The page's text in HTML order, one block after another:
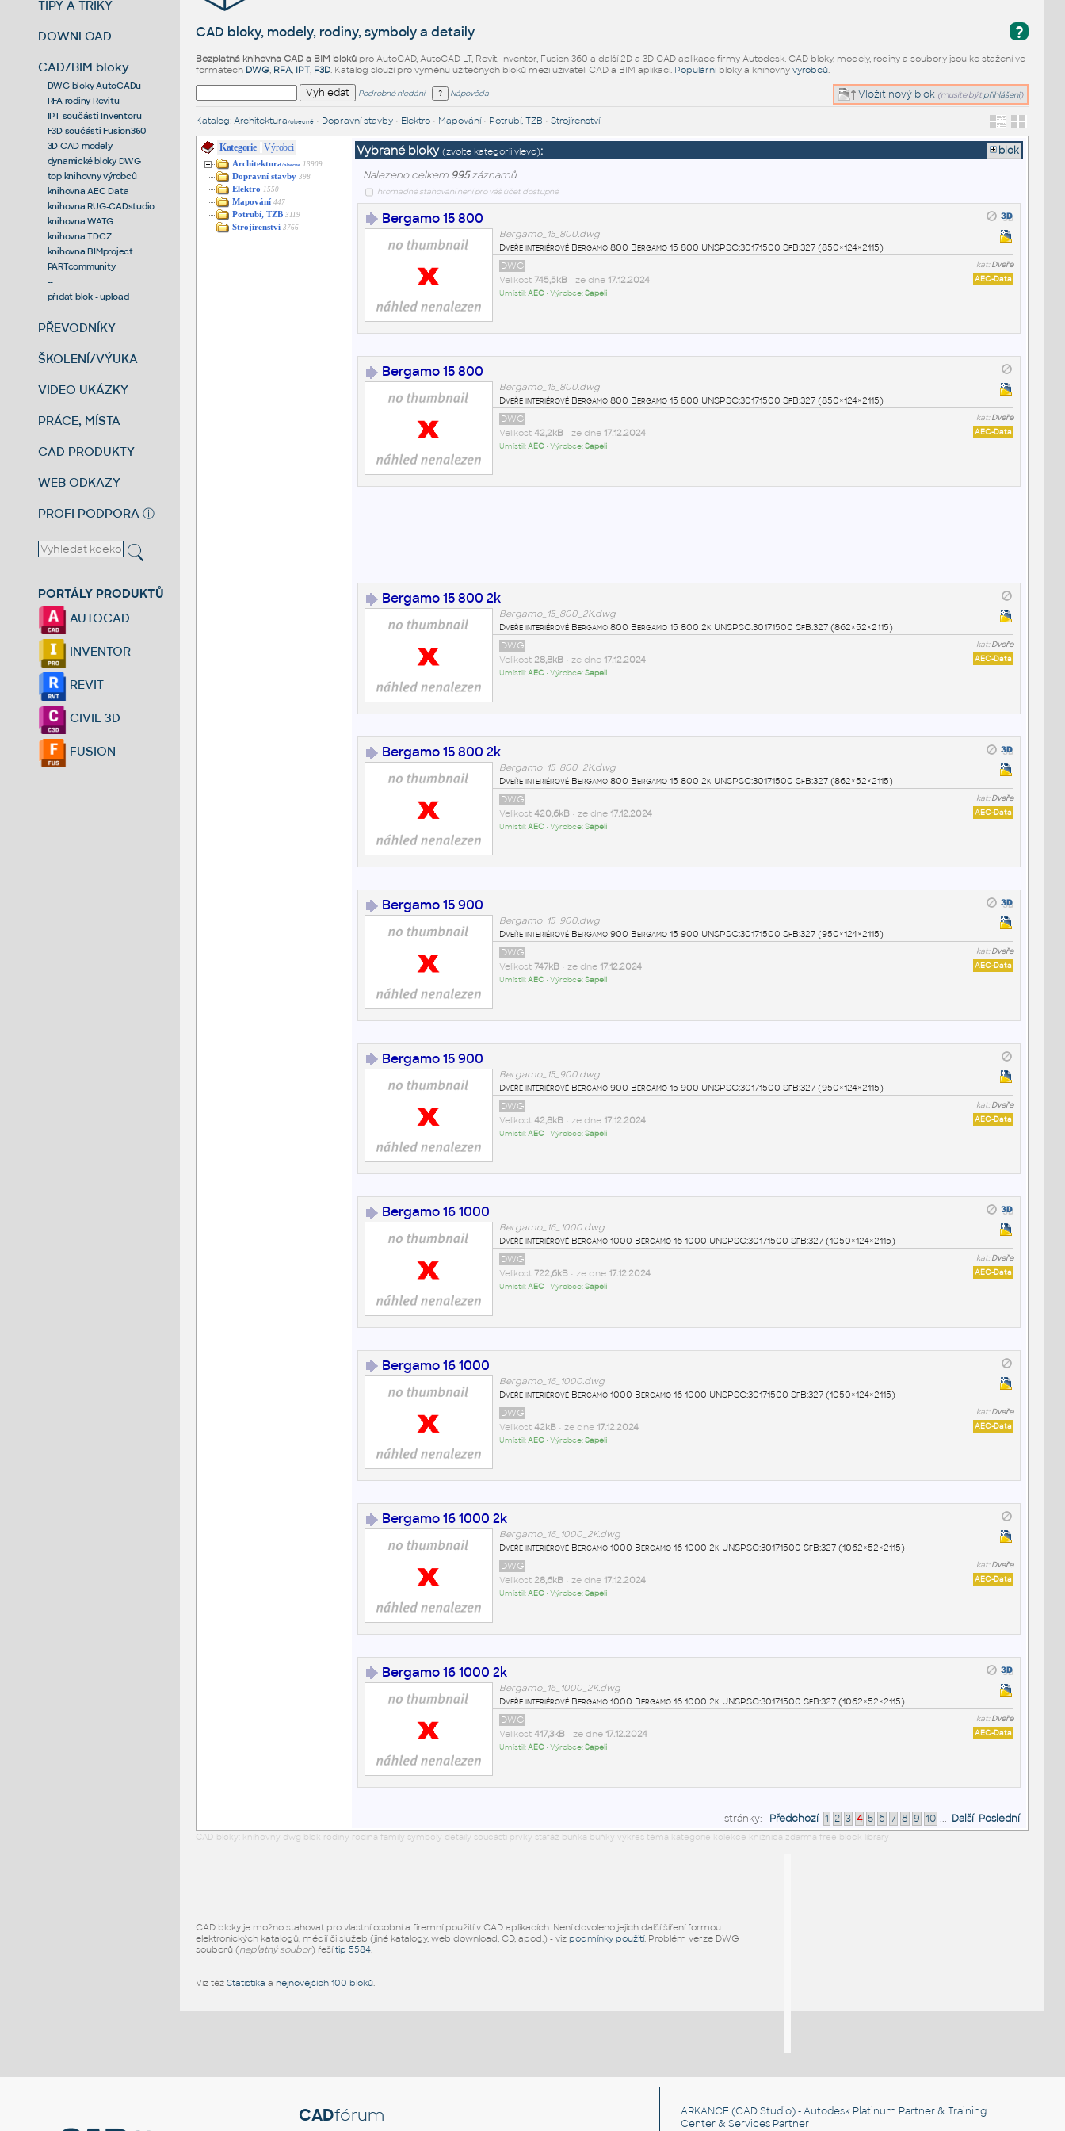
TIPY A TRIKY
DOWNLOAD
CAD/BIM bloky
DWG bloky AutoCADu
RFA rodiny Revitu
IPT součásti Inventoru
F3D součásti Fusion360
3D CAD modely
dynamické bloky DWG
top knihovny výrobců
knihovna AEC Data
knihovna RUG-CADstudio
knihovna WATG
knihovna TDCZ
knihovna BIMproject
PARTcommunity
--
přidat blok - upload
PŘEVODNÍKY
ŠKOLENÍ/VÝUKA
VIDEO UKÁZKY
PRÁCE, MÍSTA
CAD PRODUKTY
WEB ODKAZY
PROFI PODPORA ⓘ
PORTÁLY PRODUKTŮ
AUTOCAD
INVENTOR
REVIT
CIVIL 3D
FUSION
?
CAD bloky, modely, rodiny, symboly a detaily
Bezplatná knihovna CAD a BIM blokůpro AutoCAD, AutoCAD LT, Revit, Inventor, Fusion 360 a další 2D a 3D CAD aplikace firmy Autodesk. CAD bloky, modely, rodiny a soubory jsou ke stažení ve
formátech DWG, RFA, IPT, F3D. Katalog slouží pro výměnu užitečných bloků mezi uživateli CAD a BIM aplikací. Populárníbloky a knihovny výrobců.
Vložit nový blok (musíte být přihlášeni)
Podrobné hledání Nápověda
Katalog: Architektura /obecné• Dopravní stavby• Elektro• Mapování• Potrubí, TZB • Strojírenství
Kategorie Výrobci
Architektura/obecné 13909
Dopravní stavby 398
Elektro 1550
Mapování 447
Potrubí, TZB 3119
Strojírenství 3766
Vybrané bloky (zvolte kategorii vlevo):
blok
Nalezeno celkem 995záznamů
hromadné stahování není pro váš účet dostupné
Bergamo 15 800
Bergamo_15_800.dwg
Dveře interiérové Bergamo 800 Bergamo 15 800 UNSPSC:30171500 SfB:327 (850×124×2115)
kat:Dveře
DWG
AEC-Data
Velikost 745,5kB• ze dne 17.12.2024
Umístil:AEC• Výrobce:Sapeli
Bergamo 15 800
Bergamo_15_800.dwg
Dveře interiérové Bergamo 800 Bergamo 15 800 UNSPSC:30171500 SfB:327 (850×124×2115)
kat:Dveře
DWG
AEC-Data
Velikost 42,2kB• ze dne 17.12.2024
Umístil:AEC• Výrobce:Sapeli
Bergamo 15 800 2k
Bergamo_15_800_2K.dwg
Dveře interiérové Bergamo 800 Bergamo 15 800 2k UNSPSC:30171500 SfB:327 (862×52×2115)
kat:Dveře
DWG
AEC-Data
Velikost 28,8kB• ze dne 17.12.2024
Umístil:AEC• Výrobce:Sapeli
Bergamo 15 800 2k
Bergamo_15_800_2K.dwg
Dveře interiérové Bergamo 800 Bergamo 15 800 2k UNSPSC:30171500 SfB:327 (862×52×2115)
kat:Dveře
DWG
AEC-Data
Velikost 420,6kB• ze dne 17.12.2024
Umístil:AEC• Výrobce:Sapeli
Bergamo 15 900
Bergamo_15_900.dwg
Dveře interiérové Bergamo 900 Bergamo 15 900 UNSPSC:30171500 SfB:327 (950×124×2115)
kat:Dveře
DWG
AEC-Data
Velikost 747kB• ze dne 17.12.2024
Umístil:AEC• Výrobce:Sapeli
Bergamo 15 900
Bergamo_15_900.dwg
Dveře interiérové Bergamo 900 Bergamo 15 900 UNSPSC:30171500 SfB:327 (950×124×2115)
kat:Dveře
DWG
AEC-Data
Velikost 42,8kB• ze dne 17.12.2024
Umístil:AEC• Výrobce:Sapeli
Bergamo 16 1000
Bergamo_16_1000.dwg
Dveře interiérové Bergamo 1000 Bergamo 16 1000 UNSPSC:30171500 SfB:327 (1050×124×2115)
kat:Dveře
DWG
AEC-Data
Velikost 722,6kB• ze dne 17.12.2024
Umístil:AEC• Výrobce:Sapeli
Bergamo 16 1000
Bergamo_16_1000.dwg
Dveře interiérové Bergamo 1000 Bergamo 16 1000 UNSPSC:30171500 SfB:327 (1050×124×2115)
kat:Dveře
DWG
AEC-Data
Velikost 42kB• ze dne 17.12.2024
Umístil:AEC• Výrobce:Sapeli
Bergamo 16 1000 2k
Bergamo_16_1000_2K.dwg
Dveře interiérové Bergamo 1000 Bergamo 16 1000 2k UNSPSC:30171500 SfB:327 (1062×52×2115)
kat:Dveře
DWG
AEC-Data
Velikost 28,6kB• ze dne 17.12.2024
Umístil:AEC• Výrobce:Sapeli
Bergamo 16 1000 2k
Bergamo_16_1000_2K.dwg
Dveře interiérové Bergamo 1000 Bergamo 16 1000 2k UNSPSC:30171500 SfB:327 (1062×52×2115)
kat:Dveře
DWG
AEC-Data
Velikost 417,3kB• ze dne 17.12.2024
Umístil:AEC• Výrobce:Sapeli
stránky: Předchozí 1 2 3 4 5 6 7 8 9 10 ... Další Poslední
CAD bloky: knihovny dwg blok rodiny rodina family symboly detaily součásti prvky stafáž buňka buňky výkres téma kategorie kolekce knižnica zdarma free block library
CAD bloky je možno stahovat pro vlastní osobní a firemní použití v CAD aplikacích. Není dovoleno jejich další šíření formou
elektronických katalogů, médií či služeb (jiné katalogy, web download, CD, apod.) - viz podmínky použití. Problém verze DWG
souborů (neplatný soubor) řešítip 5584.
Viz též Statistika a nejnovějších 100 bloků.
CADfórum ARKANCE (CAD Studio) - Autodesk Platinum Partner & Training
Center & Services Partner